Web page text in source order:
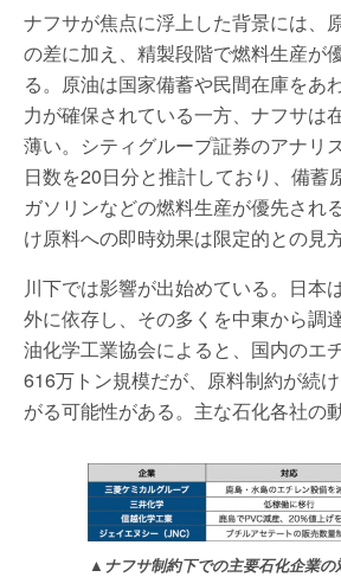
ナフサが焦点に浮上した背景には、
の差に加え、精製段階で燃料生産が
る。原油は国家備蓄や民間在庫をあ
力が確保されている一方、ナフサは
薄い。シティグループ証券のアナリ
日数を20日分と推計しており、備蓄
ガソリンなどの燃料生産が優先され
け原料への即時効果は限定的との見
川下では影響が出始めている。日本
外に依存し、その多くを中東から調
油化学工業協会によると、国内のエ
616万トン規模だが、原料制約が続
がる可能性がある。主な石化各社の
▲ナフサ制約下での主要石化企業の